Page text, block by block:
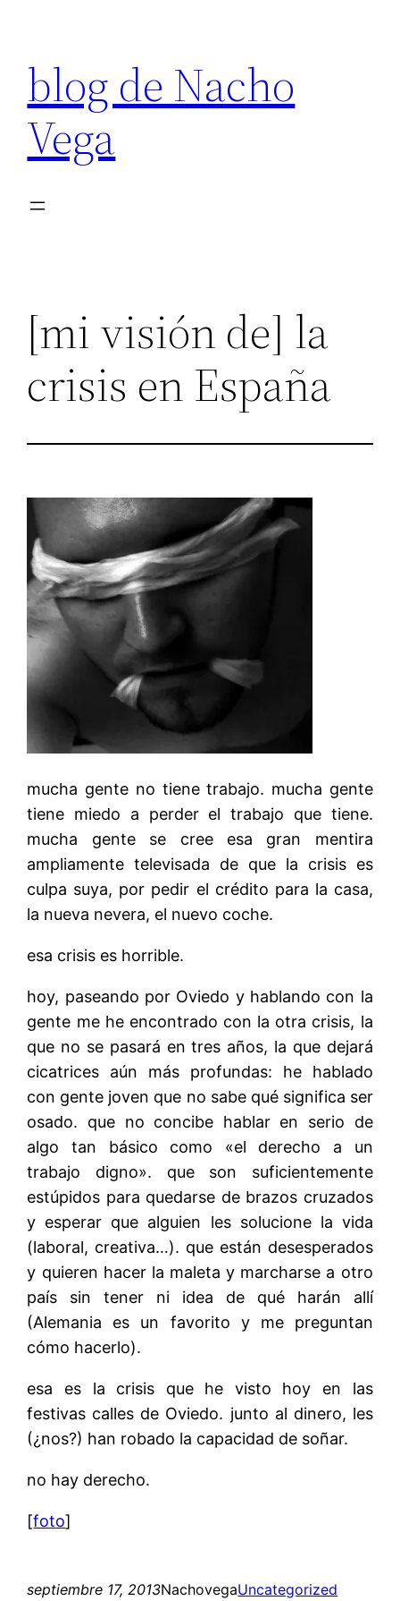
contenido
blog de Nacho
Vega
[mi visión de] la
crisis en España
mucha gente no tiene trabajo. mucha gente
tiene miedo a perder el trabajo que tiene.
mucha gente se cree esa gran mentira
ampliamente televisada de que la crisis es
culpa suya, por pedir el crédito para la casa,
la nueva nevera, el nuevo coche.
esa crisis es horrible.
hoy, paseando por Oviedo y hablando con la
gente me he encontrado con la otra crisis, la
que no se pasará en tres años, la que dejará
cicatrices aún más profundas: he hablado
con gente joven que no sabe qué significa ser
osado. que no concibe hablar en serio de
algo tan básico como «el derecho a un
trabajo digno». que son suficientemente
estúpidos para quedarse de brazos cruzados
y esperar que alguien les solucione la vida
(laboral, creativa…). que están desesperados
y quieren hacer la maleta y marcharse a otro
país sin tener ni idea de qué harán allí
(Alemania es un favorito y me preguntan
cómo hacerlo).
esa es la crisis que he visto hoy en las
festivas calles de Oviedo. junto al dinero, les
(¿nos?) han robado la capacidad de soñar.
no hay derecho.
[foto]
septiembre 17, 2013NachovegaUncategorized